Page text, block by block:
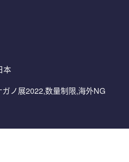
本
ノ展2022,数量制限,海外NG